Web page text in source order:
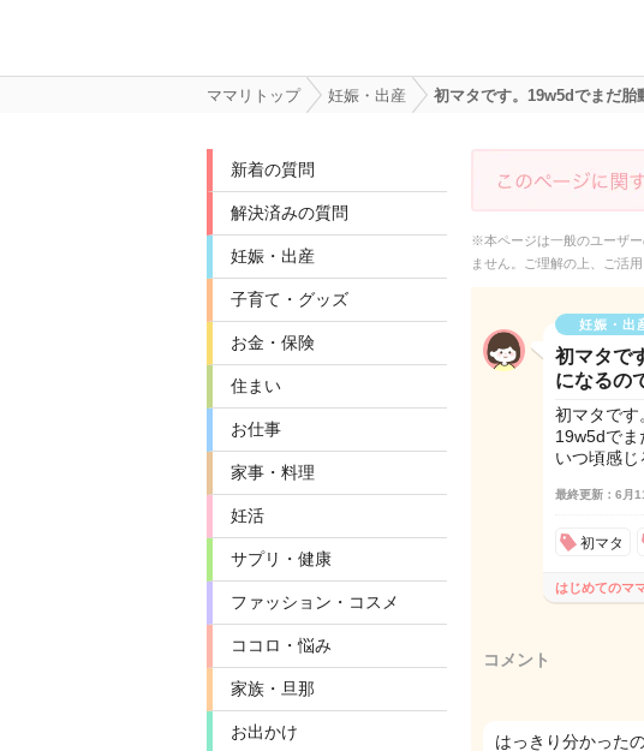
ママリトップ 妊娠・出産 初マタです。19w5dでまだ胎
新着の質問
解決済みの質問
妊娠・出産
子育て・グッズ
お金・保険
住まい
お仕事
家事・料理
妊活
サプリ・健康
ファッション・コスメ
ココロ・悩み
家族・旦那
お出かけ
※本ページは一般のユーザ
ません。ご理解の上、ご活用
妊娠・出
初マタで
になるの
初マタです
19w5dで
いつ頃感じ
最終更新：6月
初マタ
はじめてのマ
コメント
はっきり分かった